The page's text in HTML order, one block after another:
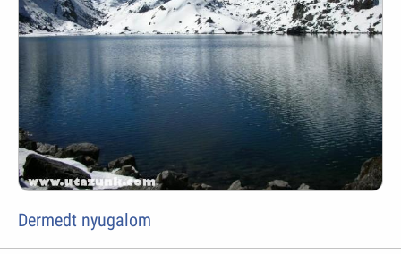
Dermedt nyugalom